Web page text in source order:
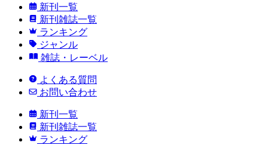
新刊一覧
新刊雑誌一覧
ランキング
ジャンル
雑誌・レーベル
よくある質問
お問い合わせ
新刊一覧
新刊雑誌一覧
ランキング